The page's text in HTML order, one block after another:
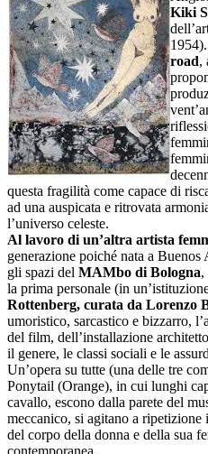
Kiki
road,
questa fragilità come capace di
ad una auspicata e ritrovata
l’universo celeste.
Al lavoro di un’altra artista
generazione poiché nata a
gli spazi del MAMbo di Bologna,
la prima personale (in
Rottenberg, curata da Lorenzo
umoristico, sarcastico e bizzarro,
del film, dell’installazione
il genere, le classi sociali e le
Un’opera su tutte (una delle tre
Ponytail (Orange), in cui lunghi
cavallo, escono dalla parete del
meccanico, si agitano a
del corpo della donna e della sua